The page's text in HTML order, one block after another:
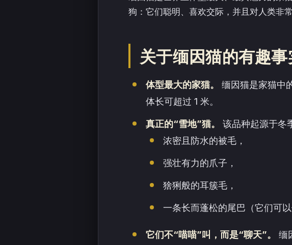
狗：它们聪明、喜欢交际，并且对人类非常
关于缅因猫的有趣
体型最大的家猫。
缅因猫是家猫中
体长可超过 1 米。
真正的“雪地”猫。
该品种起源于冬
浓密且防水的被毛，
强壮有力的爪子，
猞猁般的耳簇毛，
一条长而蓬松的尾巴（它们可
它们不“喵喵”叫，而是“聊天”。
缅